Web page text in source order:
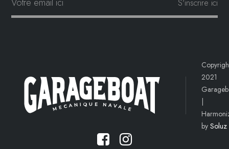
2021
|
by Soluz